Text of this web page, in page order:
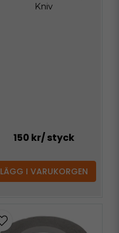
Kniv
150 kr/ styck
LÄGG I VARUKORGEN